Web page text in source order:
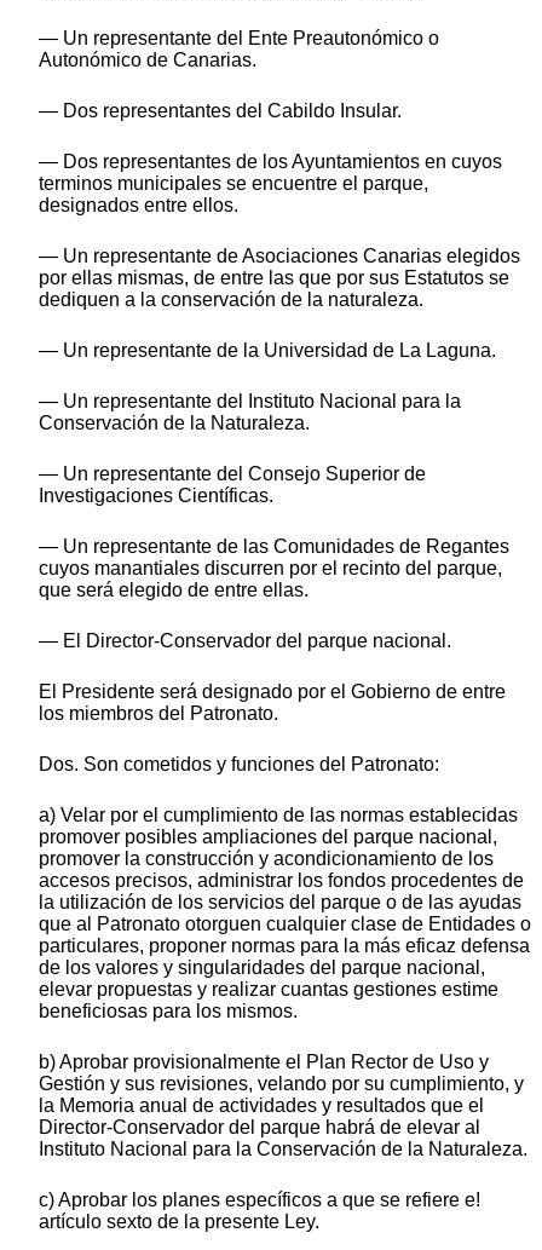
— Un representante del Ente Preautonómico o
Autonómico de Canarias.
— Dos representantes del Cabildo Insular.
— Dos representantes de los Ayuntamientos en cuyos
terminos municipales se encuentre el parque,
designados entre ellos.
— Un representante de Asociaciones Canarias elegidos
por ellas mismas, de entre las que por sus Estatutos se
dediquen a la conservación de la naturaleza.
— Un representante de la Universidad de La Laguna.
— Un representante del Instituto Nacional para la
Conservación de la Naturaleza.
— Un representante del Consejo Superior de
Investigaciones Científicas.
— Un representante de las Comunidades de Regantes
cuyos manantiales discurren por el recinto del parque,
que será elegido de entre ellas.
— El Director-Conservador del parque nacional.
El Presidente será designado por el Gobierno de entre
los miembros del Patronato.
Dos. Son cometidos y funciones del Patronato:
a) Velar por el cumplimiento de las normas establecidas
promover posibles ampliaciones del parque nacional,
promover la construcción y acondicionamiento de los
accesos precisos, administrar los fondos procedentes de
la utilización de los servicios del parque o de las ayudas
que al Patronato otorguen cualquier clase de Entidades o
particulares, proponer normas para la más eficaz defensa
de los valores y singularidades del parque nacional,
elevar propuestas y realizar cuantas gestiones estime
beneficiosas para los mismos.
b) Aprobar provisionalmente el Plan Rector de Uso y
Gestión y sus revisiones, velando por su cumplimiento, y
la Memoria anual de actividades y resultados que el
Director-Conservador del parque habrá de elevar al
Instituto Nacional para la Conservación de la Naturaleza.
c) Aprobar los planes específicos a que se refiere e!
artículo sexto de la presente Ley.